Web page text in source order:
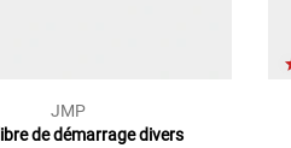
JMP
de démarrage divers